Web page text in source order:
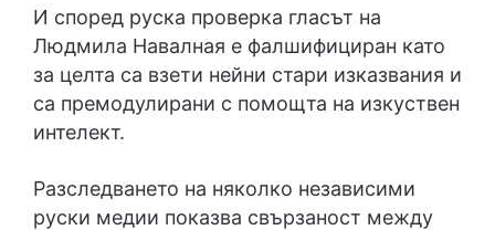
И според руска проверка гласът на
Людмила Навалная е фалшифициран като
за целта са взети нейни стари изказвания и
са премодулирани с помощта на изкуствен
интелект.
Разследването на няколко независими
руски медии показва свързаност между